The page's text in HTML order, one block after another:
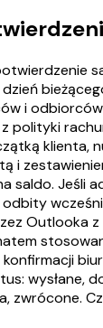
i
polityki
klienta,
i
saldo. Jeśli
Outlooka
wysłane,
zwrócone.